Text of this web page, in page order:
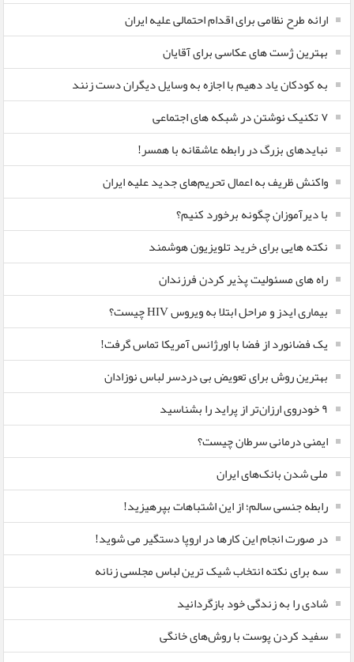
ارائه طرح نظامی برای اقدام احتمالی علیه ایران
بهترین ژست های عکاسی برای آقایان
به کودکان یاد دهیم با اجازه به وسایل دیگران دست زنند
۷ تکنیک نوشتن در شبکه های اجتماعی
نبایدهای بزرگ در رابطه عاشقانه با همسر!
واکنش ظریف به اعمال تحریم‌های جدید علیه ایران
با دیرآموزان چگونه برخورد کنیم؟
نکته هایی برای خرید تلویزیون هوشمند
راه های مسئولیت پذیر کردن فرزندان
بیماری ایدز و مراحل ابتلا به ویروس HIV چیست؟
یک فضانورد از فضا با اورژانس آمریکا تماس گرفت!
بهترین روش برای تعویض بی دردسر لباس نوزادان
٩ خودروی ارزان‌تر از پراید را بشناسید
ایمنی درمانی سرطان چیست؟
ملی شدن بانک‌های ایران
رابطه جنسی سالم؛ از این اشتباهات بپرهیزید!
در صورت انجام این کارها در اروپا دستگیر می شوید!
سه برای نکته انتخاب شیک ترین لباس مجلسی زنانه
شادی را به زندگی خود بازگردانید
سفید کردن پوست با روش‌های خانگی